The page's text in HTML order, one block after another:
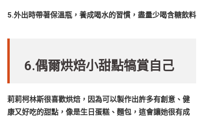
5.外出時帶著保溫瓶，養成喝水的習慣，盡量少喝含糖飲料
6.偶爾烘焙小甜點犒賞自己
莉莉柯林斯很喜歡烘焙，因為可以製作出許多有創意、健
康又好吃的甜點，像是生日蛋糕、麵包，這會讓她很有成